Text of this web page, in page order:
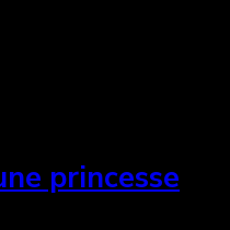
princesse